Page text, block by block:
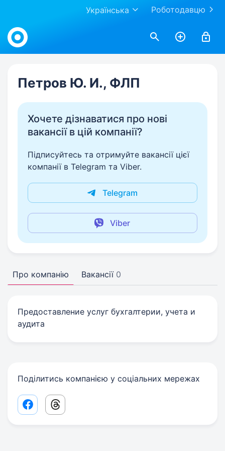
Роботодавцю
Українська
Work.ua
Петров Ю. И., ФЛП
Хочете дізнаватися про нові
вакансії в цій компанії?
Підписуйтесь та отримуйте вакансії цієї
компанії в Telegram та Viber.
Telegram
Viber
Про компанію Вакансії 0
Предоставление услуг бухгалтерии, учета и
аудита
Поділитись компанією у соціальних мережах
Facebook share link
Threads share link